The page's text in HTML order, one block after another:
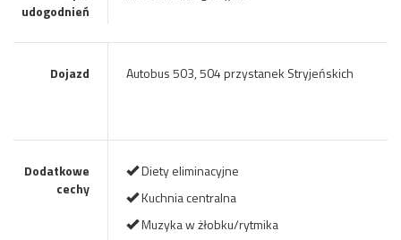
udogodnień
Dojazd Autobus 503, 504 przystanek Stryjeńskich
Dodatkowe
cechy
Diety eliminacyjne
Kuchnia centralna
Muzyka w żłobku/rytmika